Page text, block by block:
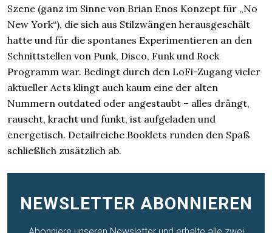
Szene (ganz im Sinne von Brian Enos Konzept für „No
New York“), die sich aus Stilzwängen herausgeschält
hatte und für die spontanes Experimentieren an den
Schnittstellen von Punk, Disco, Funk und Rock
Programm war. Bedingt durch den LoFi-Zugang vieler
aktueller Acts klingt auch kaum eine der alten
Nummern outdated oder angestaubt – alles drängt,
rauscht, kracht und funkt, ist aufgeladen und
energetisch. Detailreiche Booklets runden den Spaß
schließlich zusätzlich ab.
NEWSLETTER ABONNIEREN